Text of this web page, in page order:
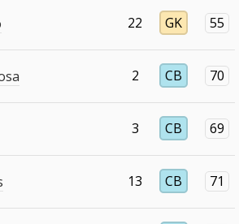
22 GK 55
2 CB 70
3 CB 69
13 CB 71